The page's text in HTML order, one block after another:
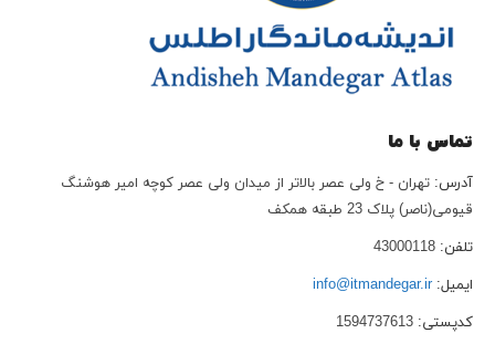
تماس با ما
آدرس: تهران - خ ولی عصر بالاتر از میدان ولی عصر کوچه امیر هوشنگ
قیومی(ناصر) پلاک 23 طبقه همکف
تلفن: 43000118
ایمیل: info@itmandegar.ir
کدپستی: 1594737613